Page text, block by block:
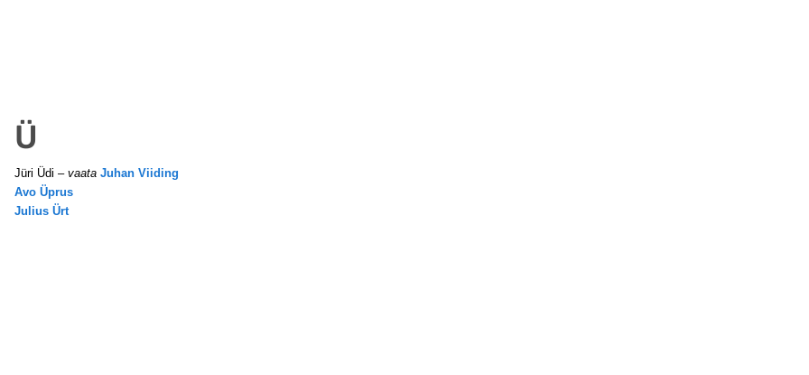
Ü
Jüri Üdi – vaata Juhan Viiding
Avo Üprus
Julius Ürt